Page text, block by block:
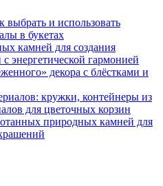
и использовать
в букетах
камней для создания
энергетической гармонией
декора с блёстками и
кружки, контейнеры из
для цветочных корзин
природных камней для